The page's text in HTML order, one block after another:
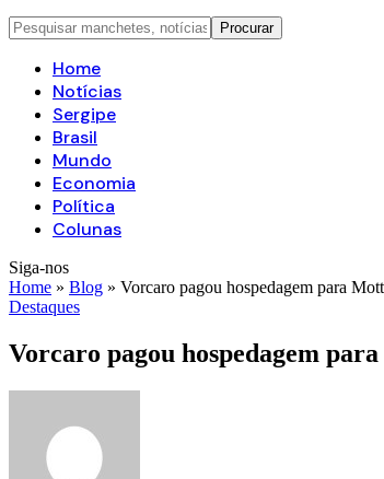
Home
Notícias
Sergipe
Brasil
Mundo
Economia
Política
Colunas
Siga-nos
Home » Blog » Vorcaro pagou hospedagem para
Destaques
Vorcaro pagou hospedagem